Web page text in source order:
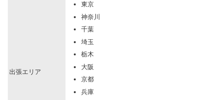
出張エリア
東京
神奈川
千葉
埼玉
栃木
大阪
京都
兵庫